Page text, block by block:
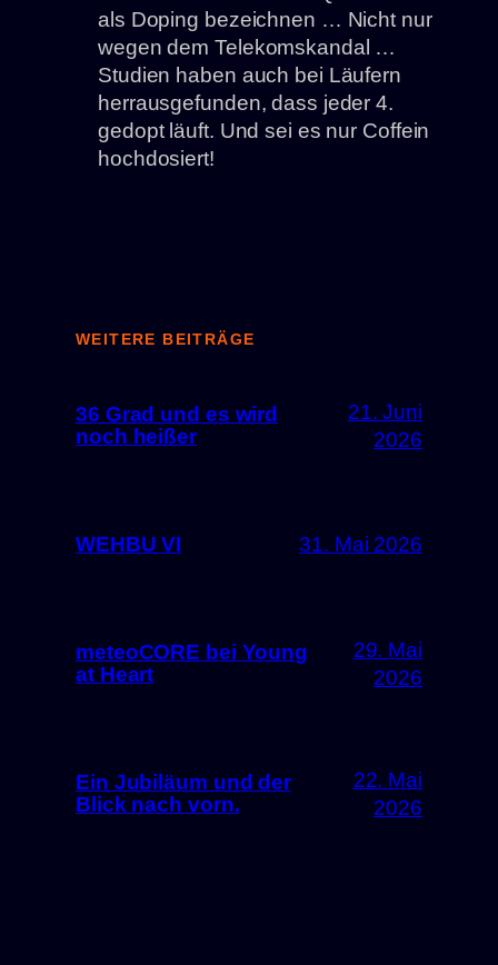
als Doping bezeichnen … Nicht nur
wegen dem Telekomskandal …
Studien haben auch bei Läufern
herrausgefunden, dass jeder 4.
gedopt läuft. Und sei es nur Coffein
hochdosiert!
WEITERE BEITRÄGE
36 Grad und es wird
noch heißer
21. Juni
2026
WEHBU VI 31. Mai 2026
meteoCORE bei Young
at Heart
29. Mai
2026
Ein Jubiläum und der
Blick nach vorn.
22. Mai
2026